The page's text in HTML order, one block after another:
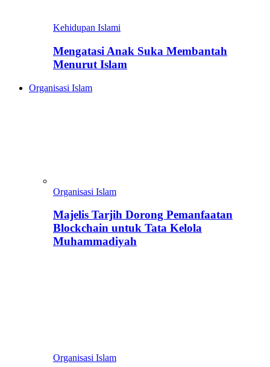
Kehidupan Islami
Mengatasi Anak Suka Membantah
Menurut Islam
Organisasi Islam
Organisasi Islam
Majelis Tarjih Dorong Pemanfaatan
Blockchain untuk Tata Kelola
Muhammadiyah
Organisasi Islam